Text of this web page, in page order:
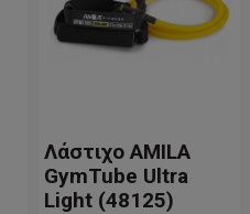
Λάστιχο AMILA
GymTube Ultra
Light (48125)